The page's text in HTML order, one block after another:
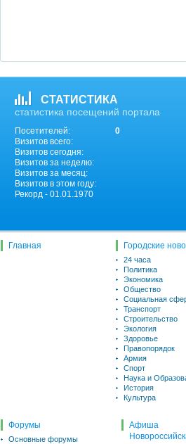
СТАТИСТИКА
статистика посещений портала
Посетителей:
0
Визитов всего:
Визитов сегодня:
Визитов за неделю:
Визитов за месяц:
Визитов в этом году:
Рекорд - 01.01.1970
Главная Городские
24 часа
Политика
Экономика
Общество
Социальная
Транспорт
Строительство
Экология
Здоровье
Правопорядок
Армия
Спорт
Наука и
История
Культура
Форумы
Основные форумы
Афиша